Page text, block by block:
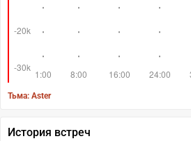
Тьма: Aster
История встреч